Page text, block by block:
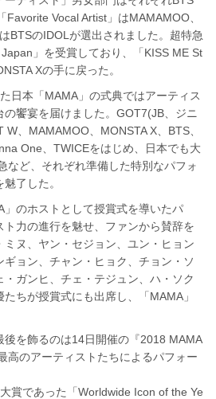
Favorite Vocal Artist」はMAMAMOO、
BTSのIDOLが選出されました。超特急
」を受賞しており、「KISS ME St
Xの手に戻った。
日本「MAMA」の式典ではアーティス
の饗宴を届けました。GOT7(JB、ジニ
W、MAMAMOO、MONSTA X、BTS、
One、TWICEをはじめ、日本でも大
など、それぞれ準備した特別なパフォ
了した。
」のホストとして授賞式を導いたパ
力の進行を魅せ、ファンから賛辞を
ヌ、ヤン・セジョン、ユン・ヒョン
ギョン、チャン・ヒョク、チョン・ソ
・ガンヒ、チェ・テジュン、ハ・ソク
ちが授賞式にも出席し、「MAMA」
後を飾るのは14日開催の『2018 MAMA
高のアーティストたちによるパフォー
賞であった「Worldwide Icon of the Ye